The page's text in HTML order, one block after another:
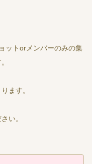
ットorメンバーのみの集
ます。
い。